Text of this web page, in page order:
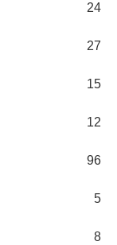
24
27
15
12
96
5
8